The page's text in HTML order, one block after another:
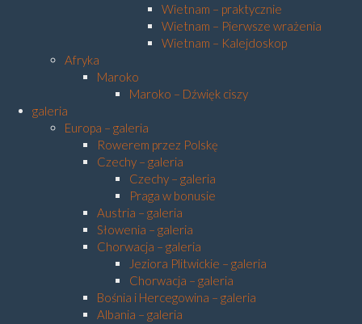
Wietnam – praktycznie
Wietnam – Pierwsze wrażenia
Wietnam – Kalejdoskop
Afryka
Maroko
Maroko – Dźwięk ciszy
galeria
Europa – galeria
Rowerem przez Polskę
Czechy – galeria
Czechy – galeria
Praga w bonusie
Austria – galeria
Słowenia – galeria
Chorwacja – galeria
Jeziora Plitwickie – galeria
Chorwacja – galeria
Bośnia i Hercegowina – galeria
Albania – galeria